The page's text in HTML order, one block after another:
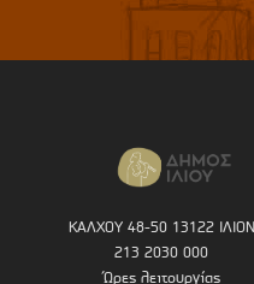
ΚΑΛΧΟΥ 48-50 13122 ΙΛΙΟΝ
213 2030 000
Ώρες λειτουργίας